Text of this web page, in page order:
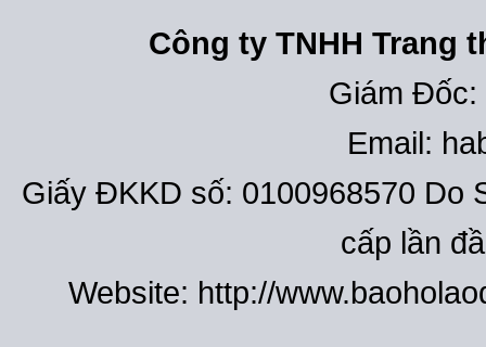
Công ty TNHH Trang
Giám Đốc:
Email:
Giấy ĐKKD số: 0100968570 Do
cấp lần
Website: http://